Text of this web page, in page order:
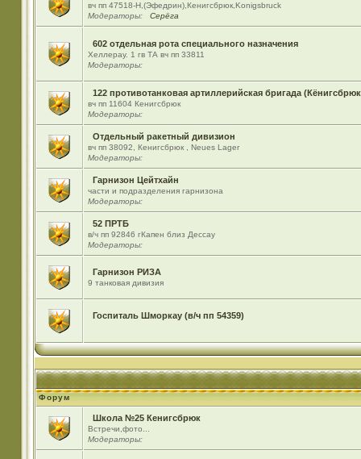
вч пп 47518-Н,(Эфедрин),Кенигсбрюк,Konigsbruck
Модераторы:
Серёга
602 отдельная рота специального назначения
Хеллерау. 1 гв ТА вч пп 33811
Модераторы:
122 противотанковая артиллерийская бригада
вч пп 11604 Кенигсбрюк
Модераторы:
Отдельный ракетный дивизион
вч пп 38092, Кенигсбрюк , Neues Lager
Модераторы:
Гарнизон Цейтхайн
части и подразделения гарнизона
Модераторы:
52 ПРТБ
в/ч пп 92846 гКапен близ Дессау
Модераторы:
Гарнизон РИЗА
9 танковая дивизия
Госпиталь Шморкау (в/ч пп 54359)
Форум
Школа №25 Кенигсбрюк
Встречи,фото...
Модераторы: